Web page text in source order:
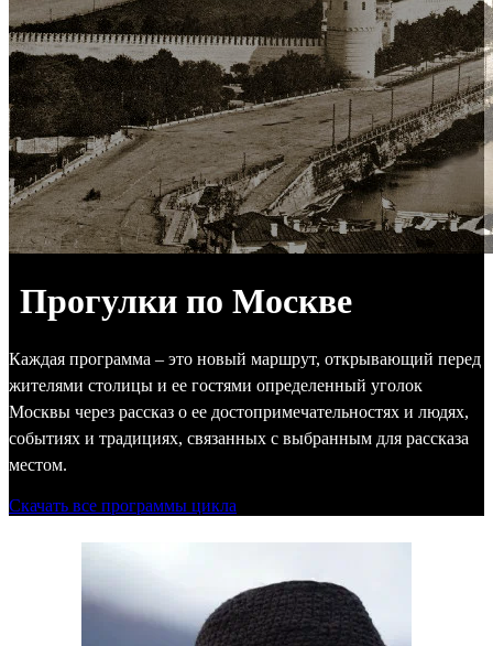
Прогулки по Москве
Каждая программа – это новый маршрут, открывающий перед
жителями столицы и ее гостями определенный уголок
Москвы через рассказ о ее достопримечательностях и людях,
событиях и традициях, связанных с выбранным для рассказа
местом.
Скачать все программы цикла